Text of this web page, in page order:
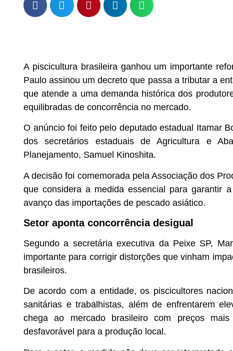
A piscicultura brasileira ganhou um importante
Paulo assinou um decreto que passa a tributar a
que atende a uma demanda histórica dos
equilibradas de concorrência no mercado.
O anúncio foi feito pelo deputado estadual Itamar
dos secretários estaduais de Agricultura e
Planejamento, Samuel Kinoshita.
A decisão foi comemorada pela Associação dos
que considera a medida essencial para garantir
avanço das importações de pescado asiático.
Setor aponta concorrência desigual
Segundo a secretária executiva da Peixe SP,
importante para corrigir distorções que vinham
brasileiros.
De acordo com a entidade, os piscicultores
sanitárias e trabalhistas, além de enfrentarem
chega ao mercado brasileiro com preços
desfavorável para a produção local.